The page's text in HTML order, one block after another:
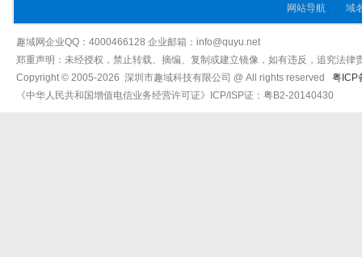
网站导航 域
趣域网企业QQ：4000466128 企业邮箱：info@quyu.net
郑重声明：未经授权，禁止转载、摘编、复制或建立镜像，如有违反，追究法律
Copyright © 2005-2026 深圳市趣域科技有限公司 @ All rights reserved 粤ICP
《中华人民共和国增值电信业务经营许可证》ICP/ISP证：粤B2-20140430